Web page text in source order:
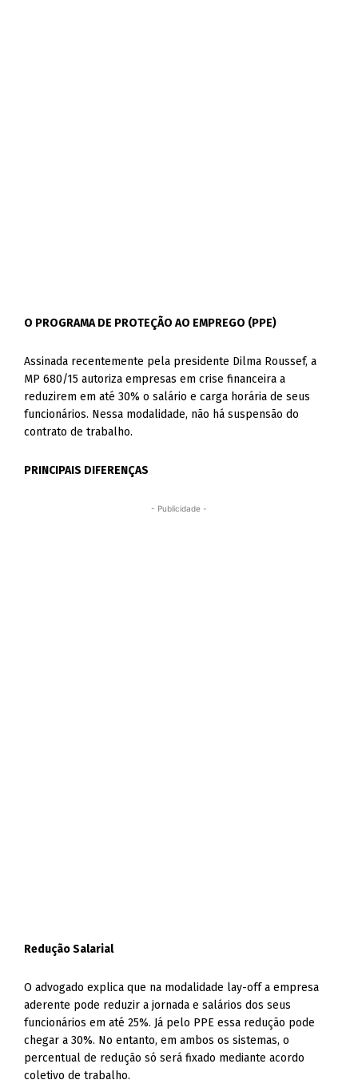
O PROGRAMA DE PROTEÇÃO AO EMPREGO (PPE)
Assinada recentemente pela presidente Dilma Roussef, a
MP 680/15 autoriza empresas em crise financeira a
reduzirem em até 30% o salário e carga horária de seus
funcionários. Nessa modalidade, não há suspensão do
contrato de trabalho.
PRINCIPAIS DIFERENÇAS
- Publicidade -
Redução Salarial
O advogado explica que na modalidade lay-off a empresa
aderente pode reduzir a jornada e salários dos seus
funcionários em até 25%. Já pelo PPE essa redução pode
chegar a 30%. No entanto, em ambos os sistemas, o
percentual de redução só será fixado mediante acordo
coletivo de trabalho.